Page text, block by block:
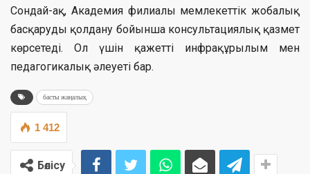
Сондай-ақ, Академия филиалы мемлекеттік жобалық
басқаруды қолдану бойынша консультациялық қазмет
көрсетеді. Ол үшін қажетті инфрақұрылым мен
педагогикалық әлеуеті бар.
басты жаңалық
1 412
Бөлісу